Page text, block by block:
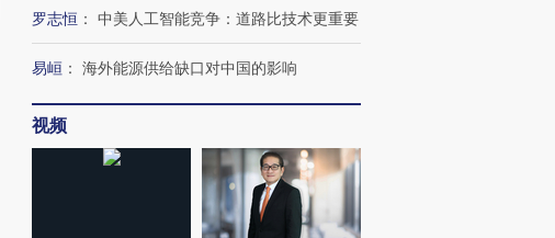
罗志恒 ： 中美人工智能竞争：道路比技术更重要
易峘 ： 海外能源供给缺口对中国的影响
视频